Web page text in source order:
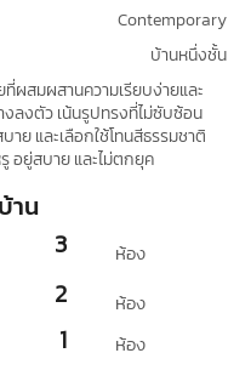
Contemporary
บ้านหนึ่งชั้น
ผสมผสานความเรียบง่ายและ
ลงตัว เน้นรูปทรงที่ไม่ซับซ้อน
าย และเลือกใช้โทนสีธรรมชาติ
อยู่สบาย และไม่ตกยุค
าน
3 ห้อง
2
1
ห้อง
ห้อง